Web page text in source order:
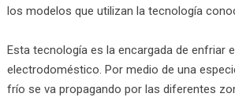
los modelos que utilizan la tecnología
Esta tecnología es la encargada de enfriar
electrodoméstico. Por medio de una
frío se va propagando por las diferentes